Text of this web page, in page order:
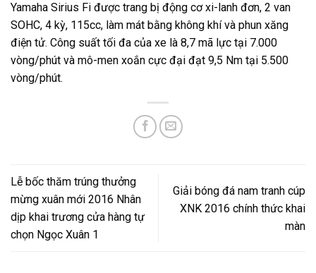
Yamaha Sirius Fi được trang bị động cơ xi-lanh đơn, 2 van
SOHC, 4 kỳ, 115cc, làm mát bằng không khí và phun xăng
điện tử. Công suất tối đa của xe là 8,7 mã lực tại 7.000
vòng/phút và mô-men xoắn cực đại đạt 9,5 Nm tại 5.500
vòng/phút.
Lễ bốc thăm trúng thưởng
mừng xuân mới 2016 Nhân
dịp khai trương cửa hàng tự
chọn Ngọc Xuân 1
Giải bóng đá nam tranh cúp
XNK 2016 chính thức khai
màn